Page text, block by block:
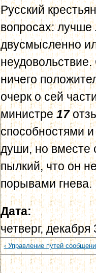
Русский
вопросах:
двусмысленно
ничего
очерк о сей
министре17
способностями
души, но вместе
пылкий, что он
порывами гнева.
Дата:
четверг,
‹ Управление путей